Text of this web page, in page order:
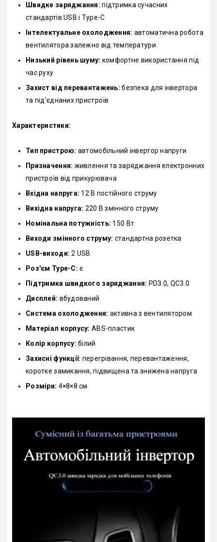
Швидке заряджання: підтримка сучасних
стандартів USB і Type-C
Інтелектуальне охолодження: автоматична робота
вентилятора залежно від температури
Низький рівень шуму: комфортне використання під
час руху
Захист від перевантажень: безпека для інвертора
та під'єднаних пристроїв
Характеристики:
Тип пристрою: автомобільний інвертор напруги
Призначення: живлення та заряджання електронних
пристроїв від прикурювача
Вхідна напруга: 12 В постійного струму
Вихідна напруга: 220 В змінного струму
Номінальна потужність: 150 Вт
Виходи змінного струму: стандартна розетка
USB-виходи: 2 USB
Роз'єм Type-C: є
Підтримка швидкого заряджання: PD3.0, QC3.0
Дисплей: вбудований
Система охолодження: активна з вентилятором
Матеріал корпусу: ABS-пластик
Колір корпусу: білий
Захисні функції: перегрівання, перевантаження,
коротке замикання, підвищена та знижена напруга
Розміри: 4×8×8 см